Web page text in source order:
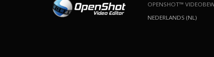
OPENSHOT™
NEDERLANDS (NL)